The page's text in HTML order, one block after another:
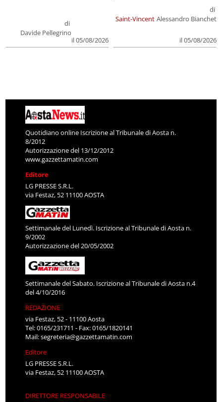
di
Davide Pellegrino
il 05/08/2026
Saint-Vincent
di
Alessandro Bianchet
il 05/08/2026
Quotidiano online Iscrizione al Tribunale di Aosta n.
8/2012
Autorizzazione del 13/12/2012
www.gazzettamatin.com
Editore
LG PRESSE S.R.L.
via Festaz, 52 11100 AOSTA
Settimanale del Lunedì. Iscrizione al Tribunale di Aosta n.
9/2002
Autorizzazione del 20/05/2002
Settimanale del Sabato. Iscrizione al Tribunale di Aosta n.4
del 4/10/2016
REDAZIONE
via Festaz, 52 - 11100 Aosta
Tel: 0165/231711 - Fax: 0165/1820141
Mail:segreteria@gazzettamatin.com
Editore
LG PRESSE S.R.L.
via Festaz, 52 11100 AOSTA
DIRETTORE RESPONSABILE